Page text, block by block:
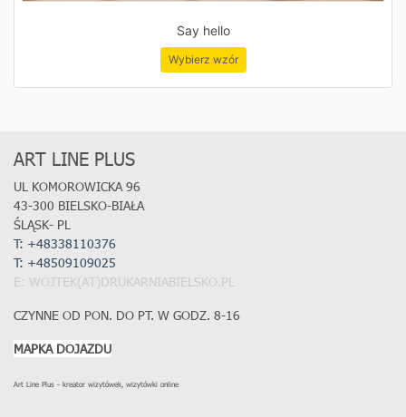
Say hello
Wybierz wzór
ART LINE PLUS
UL KOMOROWICKA 96
43-300 BIELSKO-BIAŁA
ŚLĄSK- PL
T: +48338110376
T: +48509109025
E: WOJTEK(AT)DRUKARNIABIELSKO.PL
CZYNNE OD PON. DO PT. W GODZ. 8-16
MAPKA DOJAZDU
Art Line Plus - kreator wizytówek, wizytówki online